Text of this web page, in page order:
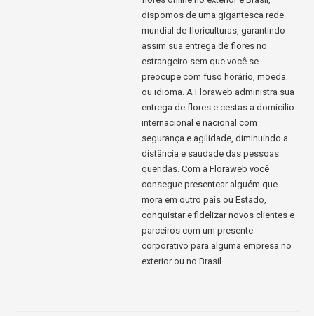
dispomos de uma gigantesca rede
mundial de floriculturas, garantindo
assim sua entrega de flores no
estrangeiro sem que você se
preocupe com fuso horário, moeda
ou idioma. A Floraweb administra sua
entrega de flores e cestas a domicilio
internacional e nacional com
segurança e agilidade, diminuindo a
distância e saudade das pessoas
queridas. Com a Floraweb você
consegue presentear alguém que
mora em outro país ou Estado,
conquistar e fidelizar novos clientes e
parceiros com um presente
corporativo para alguma empresa no
exterior ou no Brasil.